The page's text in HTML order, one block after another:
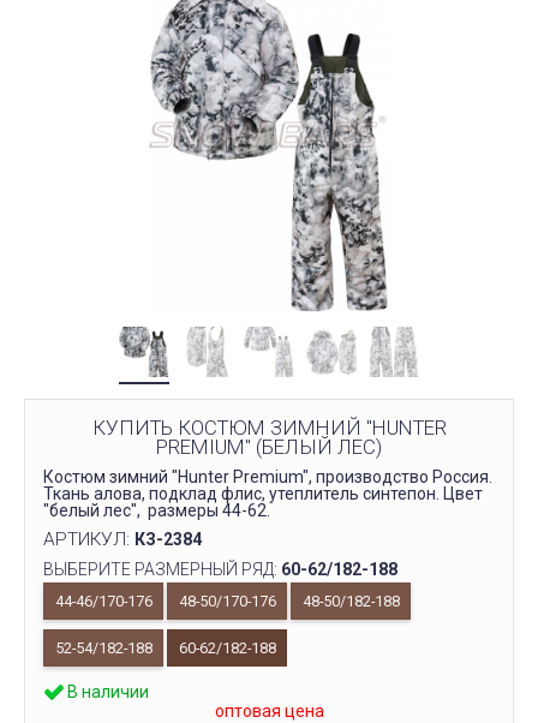
КУПИТЬ КОСТЮМ ЗИМНИЙ "HUNTER
PREMIUM" (БЕЛЫЙ ЛЕС)
Костюм зимний "Hunter Premium", производство Россия.
Ткань алова, подклад флис, утеплитель синтепон. Цвет
"белый лес", размеры 44-62.
АРТИКУЛ: КЗ-2384
ВЫБЕРИТЕ РАЗМЕРНЫЙ РЯД: 60-62/182-188
44-46/170-176 48-50/170-176 48-50/182-188
52-54/182-188 60-62/182-188
В наличии
оптовая цена